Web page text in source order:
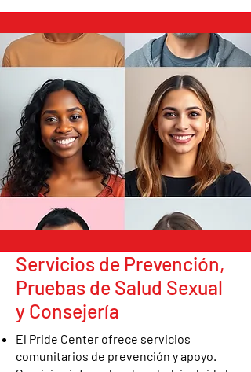
Servicios de Prevención,
Pruebas de Salud Sexual
y Consejería
El Pride Center ofrece servicios
comunitarios de prevención y apoyo.